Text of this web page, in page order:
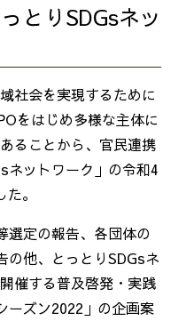
とりSDGsネッ
社会を実現するために
をはじめ多様な主体に
ることから、官民連携
ネットワーク」の令和4
。
選定の報告、各団体の
の他、とっとりSDGsネ
催する普及啓発・実践
ーズン2022」の企画案